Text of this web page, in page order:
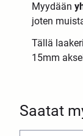
Saatat
Myydään
joten
Tällä
15mm